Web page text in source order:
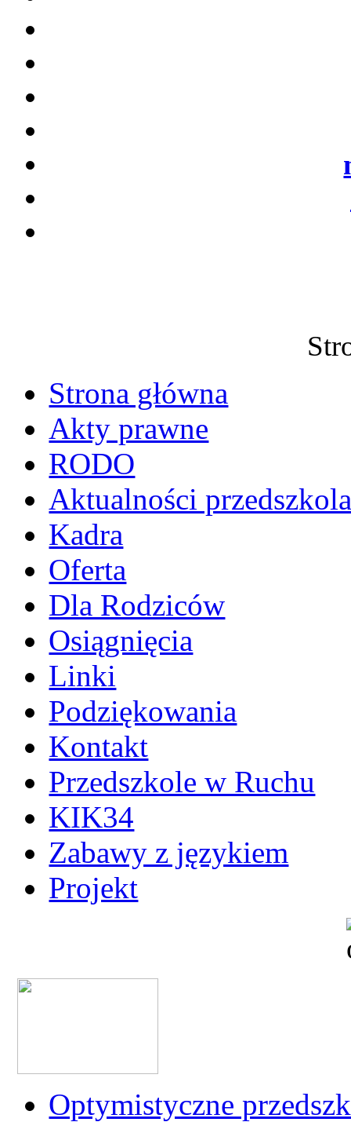
Strona główna
Akty prawne
RODO
Aktualności
Kadra
Oferta
Dla Rodziców
Osiągnięcia
Linki
Podziękowania
Kontakt
Przedszkole w Ruchu
KIK34
Zabawy z językiem
Projekt
Optymistyczne